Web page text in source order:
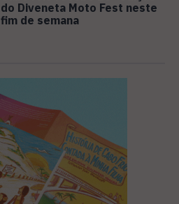
do Diveneta Moto Fest neste
fim de semana